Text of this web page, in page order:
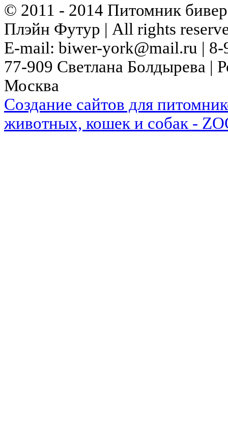
© 2011 - 2014 Питомник
Плэйн Футур | All rights
E-mail: biwer-york@mail.ru | 8-
77-909 Светлана Болдыревa |
Москва
Cоздание сайтов для
животных, кошек и собак -